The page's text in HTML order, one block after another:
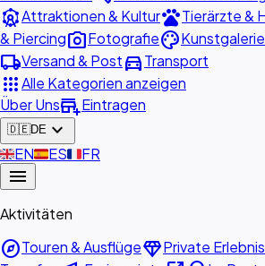
attractionsAttraktionen & KulturpetsTierärzte &
& Piercingphoto_cameraFotografiepalette
local_shippingVersand & Postdirections_carTransport
appsAlle Kategorien anzeigen
Über Unsadd_businessEintragen
🇩🇪DE expand_more
🇬🇧EN🇪🇸ES🇫🇷FR
menu
Aktivitäten
exploreTouren & AusflügediamondPrivate